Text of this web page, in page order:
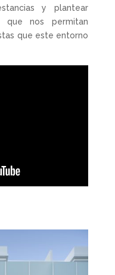
y plantear
que nos permitan
que este entorno